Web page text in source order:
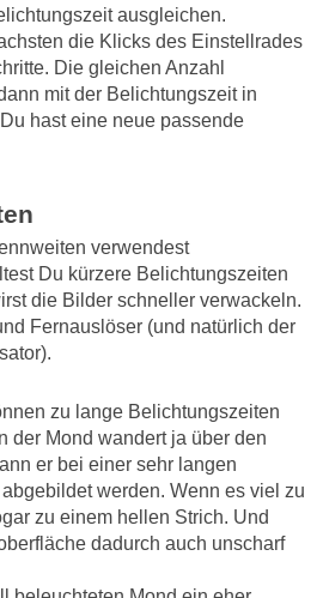
ausgleichen.
die Klicks des Einstellrades
Die gleichen Anzahl
mit der Belichtungszeit in
hast eine neue passende
verwendest
Du kürzere Belichtungszeiten
die Bilder schneller verwackeln.
Fernauslöser (und natürlich der
zu lange Belichtungszeiten
der Mond wandert ja über den
er bei einer sehr langen
werden. Wenn es viel zu
zu einem hellen Strich. Und
dadurch auch unscharf